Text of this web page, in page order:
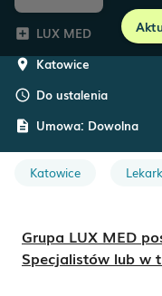
add_box LUX MED
room Katowice
schedule Do ustalenia
description Umowa: Dowolna
Katowice
Grupa LUX MED
Specjalistów lub w